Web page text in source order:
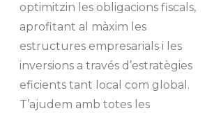
optimitzin les obligacions fiscals,
aprofitant al màxim les
estructures empresarials i les
inversions a través d’estratègies
eficients tant local com global.
T’ajudem amb totes les